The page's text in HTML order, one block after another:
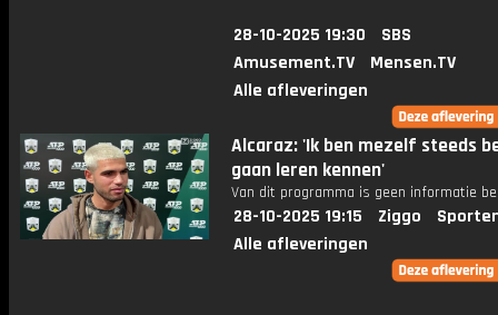
28-10-2025 19:30
SBS
Amusement.TV
Mensen.TV
Alle afleveringen
Alcaraz: 'Ik ben mezelf steeds
gaan leren kennen'
Van dit programma is geen informatie
28-10-2025 19:15 Ziggo
Alle afleveringen